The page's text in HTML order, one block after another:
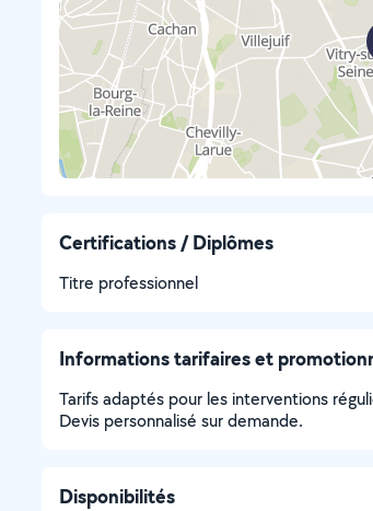
Certifications / Diplômes
Titre professionnel
Informations tarifaires et
Tarifs adaptés pour les interventions
Devis personnalisé sur demande.
Disponibilités